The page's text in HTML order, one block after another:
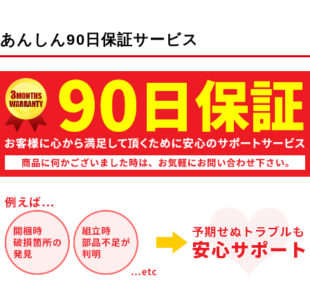
あんしん90日保証サービス